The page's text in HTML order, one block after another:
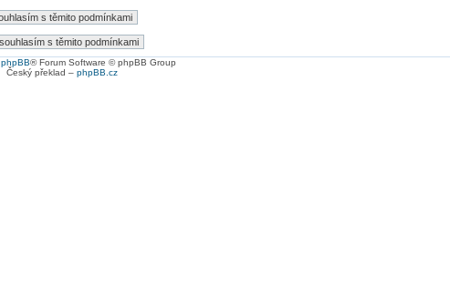
phpBB® Forum Software © phpBB Group
Český překlad – phpBB.cz